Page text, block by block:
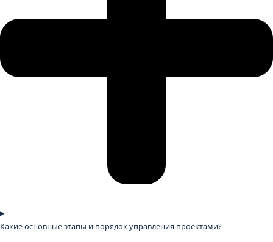
Какие основные этапы и порядок управления проектами?